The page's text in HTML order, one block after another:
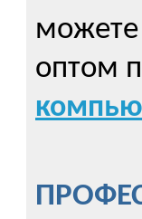
можете
оптом